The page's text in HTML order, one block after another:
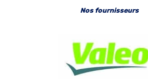
Nos fournisseurs